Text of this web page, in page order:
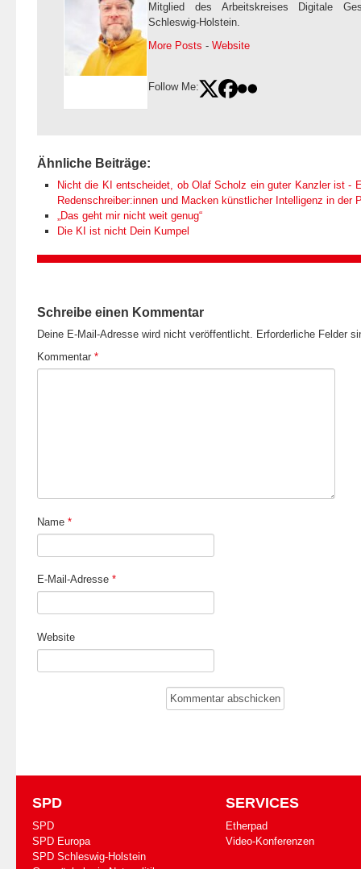
Mitglied des Arbeitskreises Digitale
Schleswig-Holstein.
More Posts -Website
Follow Me:
Ähnliche Beiträge:
Nicht die KI entscheidet, ob Olaf Scholz ein guter Kanzler ist -
Redenschreiber:innen und Macken künstlicher Intelligenz in der
„Das geht mir nicht weit genug“
Die KI ist nicht Dein Kumpel
Schreibe einen Kommentar
Deine E-Mail-Adresse wird nicht veröffentlicht. Erforderliche Felder
Kommentar *
Name *
E-Mail-Adresse *
Website
SPD
SPD
SPD Europa
SPD Schleswig-Holstein
SERVICES
Etherpad
Video-Konferenzen